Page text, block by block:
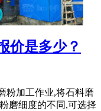
价是多少？
粉加工作业,将石料磨
磨细度的不同,可选择